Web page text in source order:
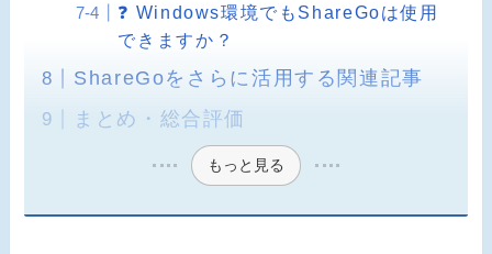
❓ Windows環境でもShareGoは使用
できますか？
ShareGoをさらに活用する関連記事
まとめ・総合評価
もっと見る